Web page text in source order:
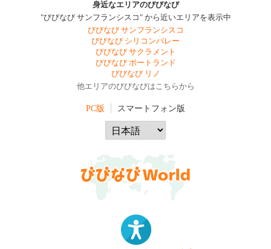
身近なエリアのびびなび
"びびなび サンフランシスコ" から近いエリアを表示中
びびなび サンフランシスコ
びびなび シリコンバレー
びびなび サクラメント
びびなび ポートランド
びびなび リノ
他エリアのびびなびはこちらから
PC版 スマートフォン版